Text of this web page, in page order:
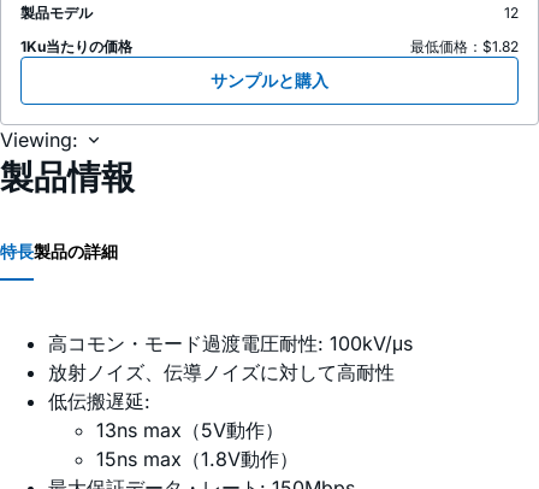
製品モデル
12
1Ku当たりの価格
最低価格：$1.82
サンプルと購入
Viewing:
製品情報
特長製品の詳細
高コモン・モード過渡電圧耐性: 100kV/μs
放射ノイズ、伝導ノイズに対して高耐性
低伝搬遅延:
13ns max（5V動作）
15ns max（1.8V動作）